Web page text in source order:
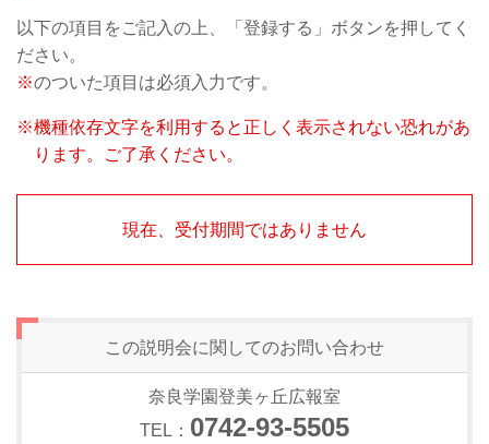
以下の項目をご記入の上、「登録する」ボタンを押してく
ださい。
※のついた項目は必須入力です。
機種依存文字を利用すると正しく表示されない恐れがあ
ります。ご了承ください。
現在、受付期間ではありません
この説明会に関してのお問い合わせ
奈良学園登美ヶ丘広報室
TEL： 0742-93-5505